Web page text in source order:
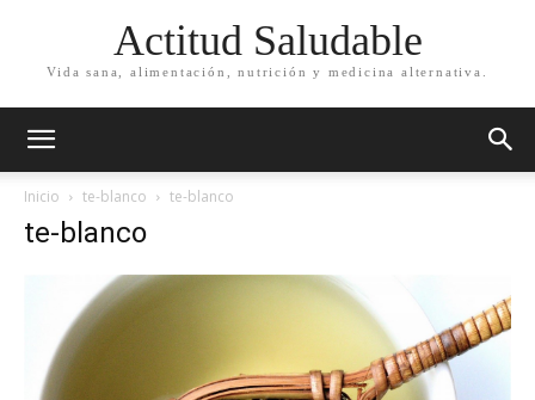
Actitud Saludable
Vida sana, alimentación, nutrición y medicina alternativa.
Inicio te-blanco te-blanco
te-blanco